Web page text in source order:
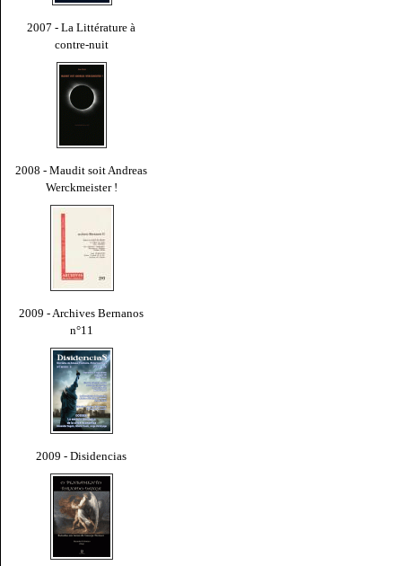
2007 - La Littérature à
contre-nuit
2008 - Maudit soit Andreas
Werckmeister !
2009 - Archives Bernanos
n°11
2009 - Disidencias